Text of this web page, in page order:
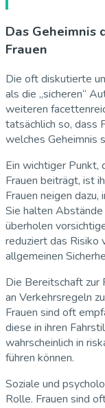
Das Geheimnis
Frauen
Die oft diskutierte
als die „sicheren“
weiteren
tatsächlich so, dass
welches Geheimnis
Ein wichtiger Punkt,
Frauen beiträgt, ist
Frauen neigen
Sie halten
überholen
reduziert das Risiko
allgemeinen
Die Bereitschaft zur
an Verkehrsregeln
Frauen sind oft
diese in ihren
wahrscheinlich in
führen können.
Soziale und
Rolle. Frauen sind